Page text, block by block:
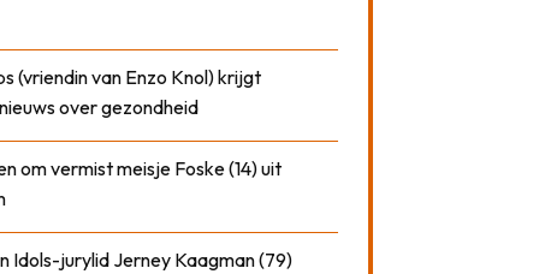
(vriendin van Enzo Knol) krijgt
over gezondheid
om vermist meisje Foske (14) uit
Idols-jurylid Jerney Kaagman (79)